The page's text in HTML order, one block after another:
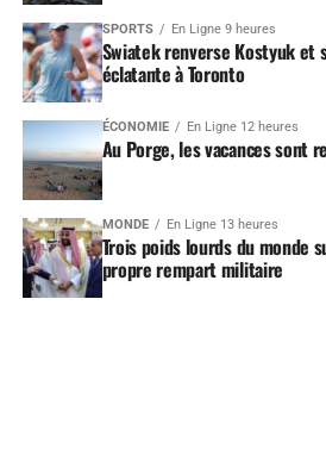
SPORTS En Ligne 9 heures
Swiatek renverse Kostyuk et
éclatante à Toronto
ÉCONOMIE En Ligne 12 heures
Au Porge, les vacances sont
MONDE En Ligne 13 heures
Trois poids lourds du monde
propre rempart militaire